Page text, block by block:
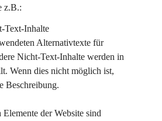
z.B.:
Text-Inhalte
Alternativtexte für
Nicht-Text-Inhalte werden in
Wenn dies nicht möglich ist,
Beschreibung.
der Website sind